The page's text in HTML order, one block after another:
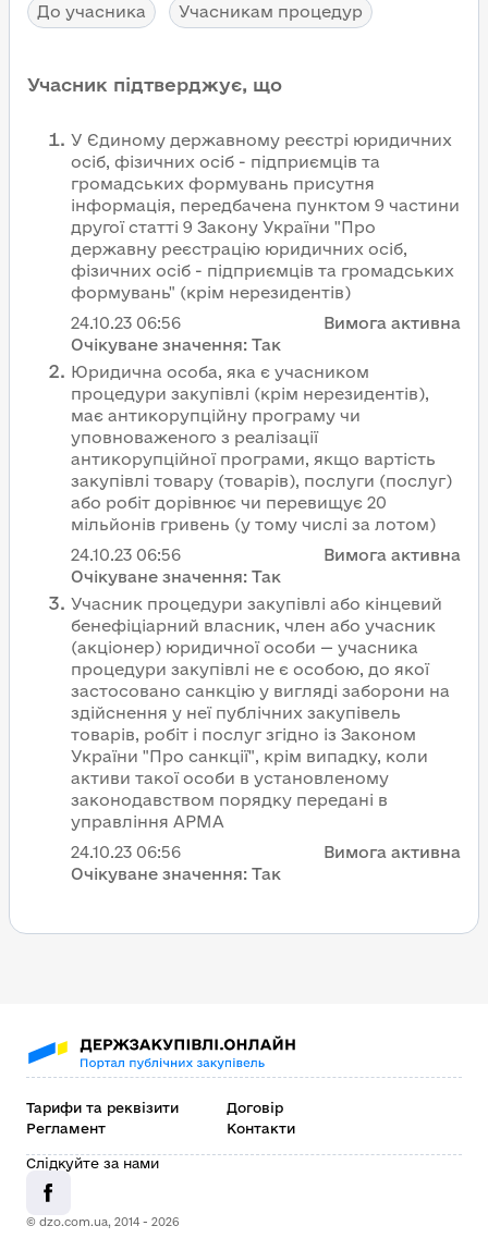
До учасника
Учасникам процедур
Учасник підтверджує, що
У Єдиному державному реєстрі юридичних
осіб, фізичних осіб - підприємців та
громадських формувань присутня
інформація, передбачена пунктом 9 частини
другої статті 9 Закону України "Про
державну реєстрацію юридичних осіб,
фізичних осіб - підприємців та громадських
формувань" (крім нерезидентів)
24.10.23 06:56
Вимога активна
Очікуване значення: Так
Юридична особа, яка є учасником
процедури закупівлі (крім нерезидентів),
має антикорупційну програму чи
уповноваженого з реалізації
антикорупційної програми, якщо вартість
закупівлі товару (товарів), послуги (послуг)
або робіт дорівнює чи перевищує 20
мільйонів гривень (у тому числі за лотом)
24.10.23 06:56
Вимога активна
Очікуване значення: Так
Учасник процедури закупівлі або кінцевий
бенефіціарний власник, член або учасник
(акціонер) юридичної особи — учасника
процедури закупівлі не є особою, до якої
застосовано санкцію у вигляді заборони на
здійснення у неї публічних закупівель
товарів, робіт і послуг згідно із Законом
України "Про санкції", крім випадку, коли
активи такої особи в установленому
законодавством порядку передані в
управління АРМА
24.10.23 06:56
Вимога активна
Очікуване значення: Так
Тарифи та реквізити
Договір
Регламент
Контакти
© dzo.com.ua, 2014 - 2026
Слідкуйте за нами